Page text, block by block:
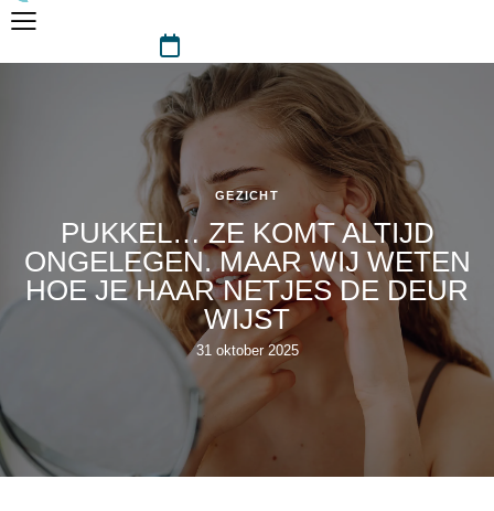
GEZICHT
PUKKEL… ZE KOMT ALTIJD
ONGELEGEN. MAAR WIJ WETEN
HOE JE HAAR NETJES DE DEUR
WIJST
31 oktober 2025